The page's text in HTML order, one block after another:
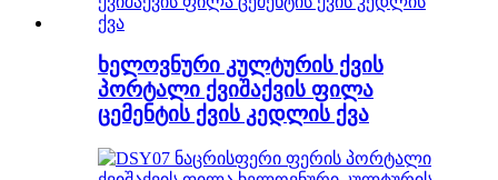
ხელოვნური კულტურის ქვის
პორტალი ქვიშაქვის ფილა
ცემენტის ქვის კედლის ქვა